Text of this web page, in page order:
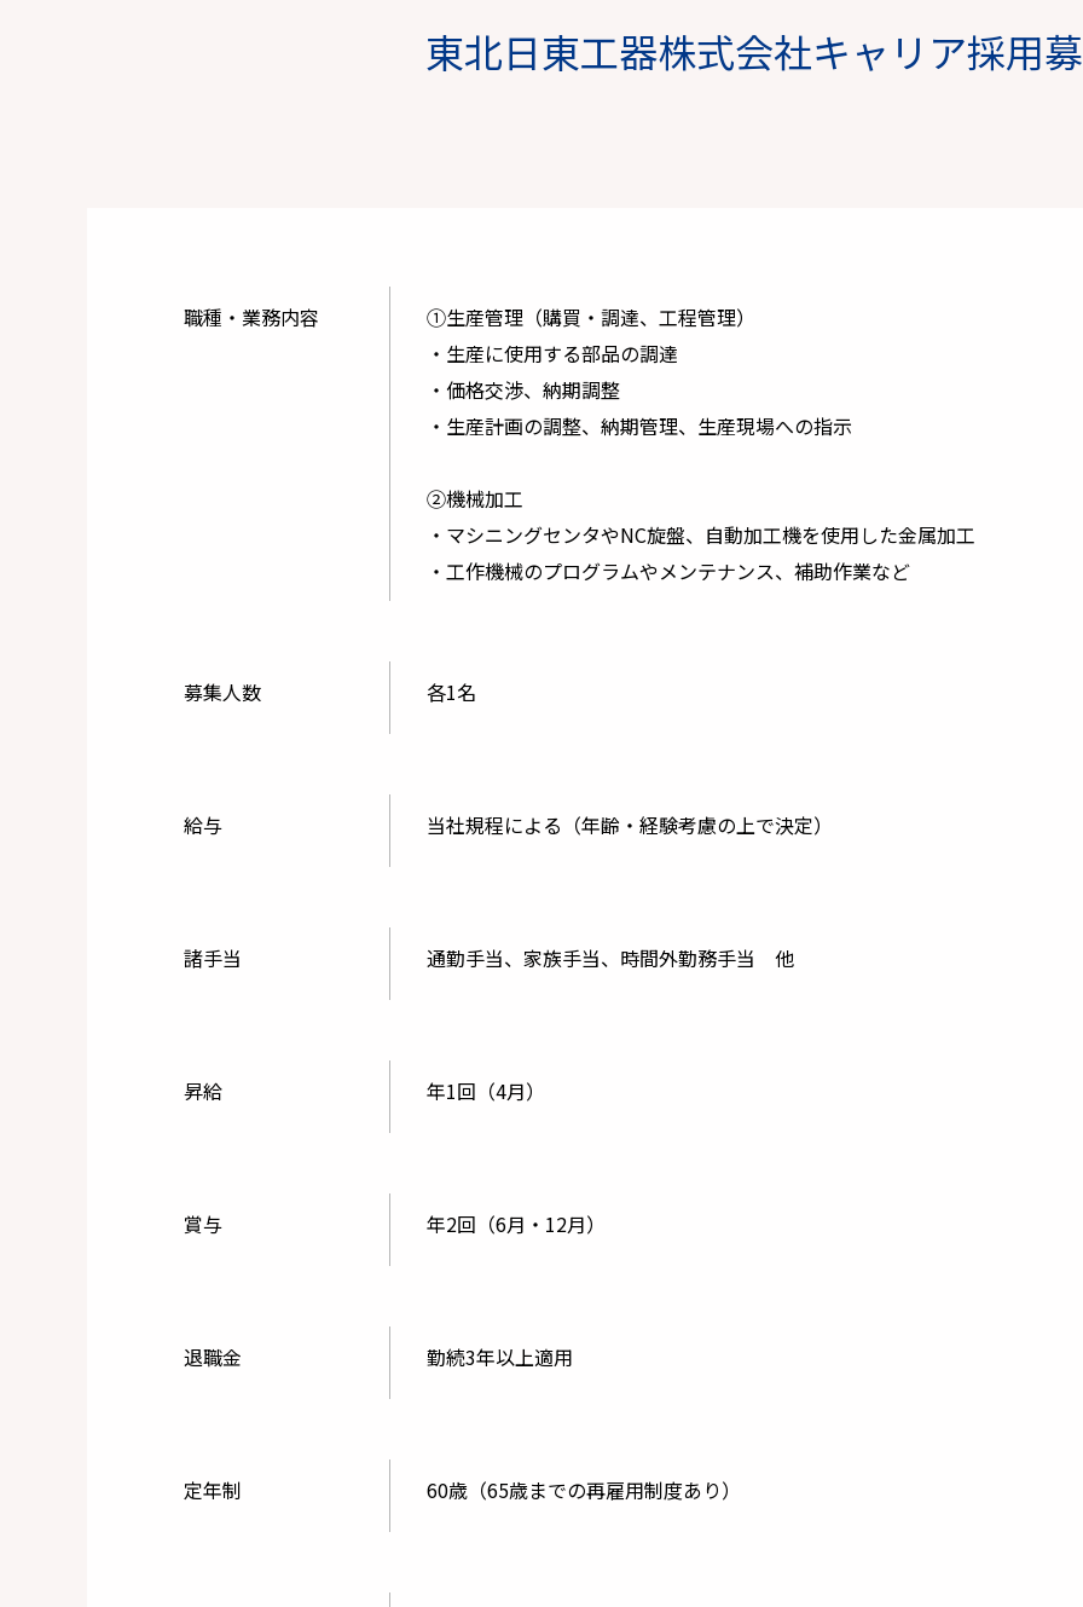
東北日東工器株式会社キャリア採用
職種・業務内容
①生産管理（購買・調達、工程管理）
・生産に使用する部品の調達
・価格交渉、納期調整
・生産計画の調整、納期管理、生産現場への指示
②機械加工
・マシニングセンタやNC旋盤、自動加工機を使用した金属加工
・工作機械のプログラムやメンテナンス、補助作業など
募集人数 各1名
給与 当社規程による（年齢・経験考慮の上で決定）
諸手当 通勤手当、家族手当、時間外勤務手当 他
昇給 年1回（4月）
賞与 年2回（6月・12月）
退職金 勤続3年以上適用
定年制 60歳（65歳までの再雇用制度あり）